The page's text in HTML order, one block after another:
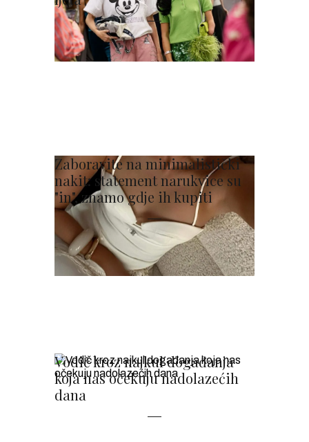
Zaboravite na minimalistički
nakit: statement narukvice su
"in", znamo gdje ih kupiti
Vodič kroz najkul događanja
koja nas očekuju nadolazećih
dana